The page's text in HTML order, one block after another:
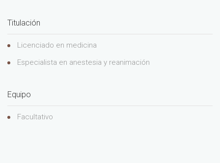
Titulación
Licenciado en medicina
Especialista en anestesia y reanimación
Equipo
Facultativo